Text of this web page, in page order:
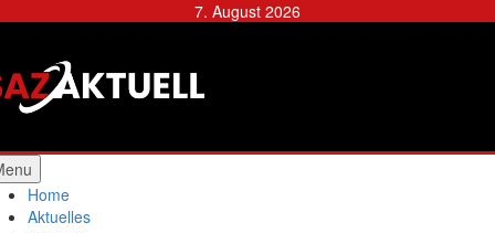
7. August 2026
Allgemeine
Home
Aktuelles